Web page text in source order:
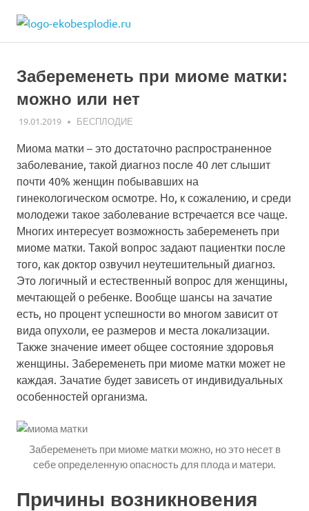
content
и
лечении
бесплодия
Забеременеть при миоме матки:
можно или нет
19.01.2019 ЭКО-1
БЕСПЛОДИЕ
Миома матки – это достаточно распространенное
заболевание, такой диагноз после 40 лет слышит
почти 40% женщин побывавших на
гинекологическом осмотре. Но, к сожалению, и среди
молодежи такое заболевание встречается все чаще.
Многих интересует возможность забеременеть при
миоме матки. Такой вопрос задают пациентки после
того, как доктор озвучил неутешительный диагноз.
Это логичный и естественный вопрос для женщины,
мечтающей о ребенке. Вообще шансы на зачатие
есть, но процент успешности во многом зависит от
вида опухоли, ее размеров и места локализации.
Также значение имеет общее состояние здоровья
женщины. Забеременеть при миоме матки может не
каждая. Зачатие будет зависеть от индивидуальных
особенностей организма.
Забеременеть при миоме матки можно, но это несет в
себе определенную опасность для плода и матери.
Причины возникновения